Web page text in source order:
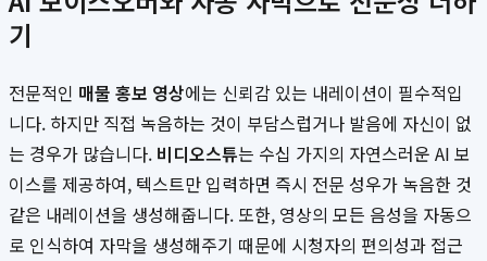
기
전문적인 매물 홍보 영상에는 신뢰감 있는 내레이션이 필수적입
니다. 하지만 직접 녹음하는 것이 부담스럽거나 발음에 자신이 없
는 경우가 많습니다. 비디오스튜는 수십 가지의 자연스러운 AI 보
이스를 제공하여, 텍스트만 입력하면 즉시 전문 성우가 녹음한 것
같은 내레이션을 생성해줍니다. 또한, 영상의 모든 음성을 자동으
로 인식하여 자막을 생성해주기 때문에 시청자의 편의성과 접근